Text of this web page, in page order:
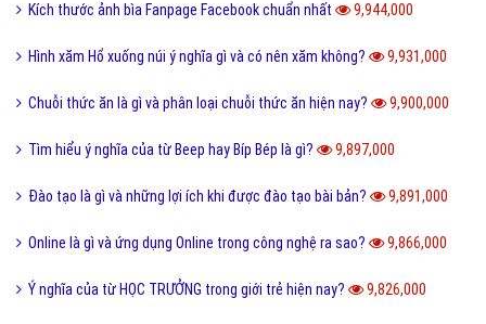
Kích thước ảnh bìa Fanpage Facebook chuẩn nhất 9,944,000
Hình xăm Hổ xuống núi ý nghĩa gì và có nên xăm không? 9,931,000
Chuỗi thức ăn là gì và phân loại chuỗi thức ăn hiện nay? 9,900,000
Tìm hiểu ý nghĩa của từ Beep hay Bíp Bép là gì? 9,897,000
Đào tạo là gì và những lợi ích khi được đào tạo bài bản? 9,891,000
Online là gì và ứng dụng Online trong công nghệ ra sao? 9,866,000
Ý nghĩa của từ HỌC TRƯỞNG trong giới trẻ hiện nay? 9,826,000